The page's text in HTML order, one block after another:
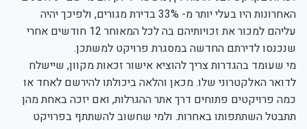
האחרונות היו בעלי יותר מ- 33% בדירת מגורים, ולפיכך יהיה
עליהם למכור את זכויותיהם בה לכל המאוחר 12 חודשים אחרי
שנכנסו לדירתם החדשה במסגרת פרויקט למשתכן.
מי שעומד בהגדרות צריך להוציא אישור זכאות מקוון, שיישלח
לדואר האלקטרוני שלו. מכאן והלאה ביכולתו להירשם לאחד או
כמה פרויקטים פתוחים דרך אתר ההגרלות, ואם יזכה באחת מהן
תתבטל השתתפותו באחרות. ולמי שחשוב להשתתף בפרויקט